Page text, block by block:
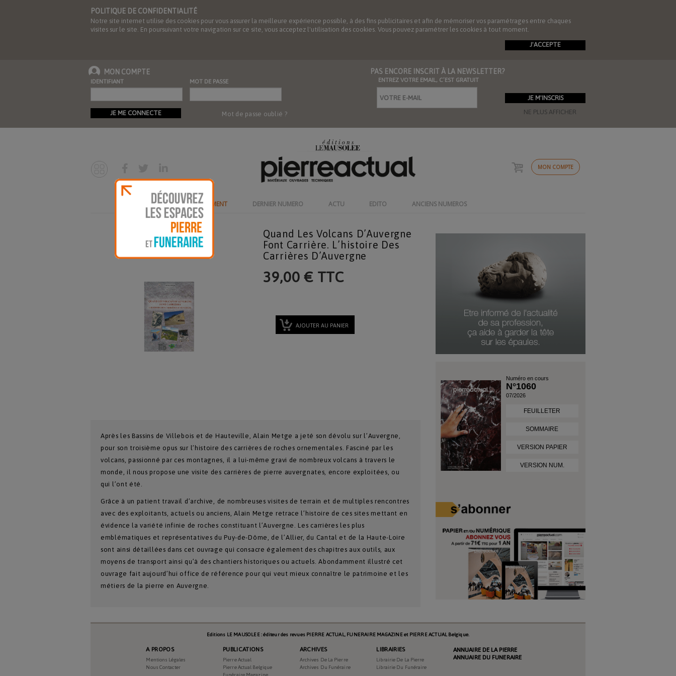
POLITIQUE DE CONFIDENTIALITÉ
Notre site internet utilise des cookies pour vous assurer la meilleure expérience possible, à des fins publicitaires et afin de mémoriser vos paramétrages entre chaques
visites sur le site. En poursuivant votre navigation sur ce site, vous acceptez l'utilisation des cookies. Vous pouvez paramétrer les cookies à tout moment.
J'ACCEPTE
MON COMPTE
IDENTIFIANT MOT DE PASSE
JE ME CONNECTE Mot de passe oublié ? NE PLUS AFFICHER
PAS ENCORE INSCRIT À LA NEWSLETTER?
ENTREZ VOTRE EMAIL, C’EST GRATUIT
MON COMPTE
ABONNEMENT DERNIER NUMERO ACTU EDITO ANCIENS NUMEROS
Quand Les Volcans D’Auvergne
Font Carrière. L’histoire Des
Carrières D’Auvergne
39,00 € TTC
AJOUTER AU PANIER
Après les Bassins de Villebois et de Hauteville, Alain Metge a jeté son dévolu sur l’Auvergne,
pour son troisième opus sur l’histoire des carrières de roches ornementales. Fasciné par les
volcans, passionné par ces montagnes, il a lui-même gravi de nombreux volcans à travers le
monde, il nous propose une visite des carrières de pierre auvergnates, encore exploitées, ou
qui l’ont été.
Grâce à un patient travail d’archive, de nombreuses visites de terrain et de multiples rencontres
avec des exploitants, actuels ou anciens, Alain Metge retrace l’histoire de ces sites mettant en
évidence la variété infinie de roches constituant l’Auvergne. Les carrières les plus
emblématiques et représentatives du Puy-de-Dôme, de l’Allier, du Cantal et de la Haute-Loire
sont ainsi détaillées dans cet ouvrage qui consacre également des chapitres aux outils, aux
moyens de transport ainsi qu’à des chantiers historiques ou actuels. Abondamment illustré cet
ouvrage fait aujourd’hui office de référence pour qui veut mieux connaître le patrimoine et les
métiers de la pierre en Auvergne.
Numéro en cours
N°1060
07/2026
FEUILLETER
SOMMAIRE
VERSION PAPIER
VERSION NUM.
Editions LE MAUSOLEE : éditeur des revues PIERRE ACTUAL, FUNERAIRE MAGAZINE et PIERRE ACTUAL Belgique.
A PROPOS
Mentions Légales
Nous Contacter
PUBLICATIONS
Pierre Actual
Pierre Actual Belgique
Funéraire Magazine
ARCHIVES
Archives De La Pierre
Archives Du Funéraire
LIBRAIRIES
Librairie De La Pierre
Librairie Du Funéraire
ANNUAIRE DE LA PIERRE
ANNUAIRE DU FUNERAIRE